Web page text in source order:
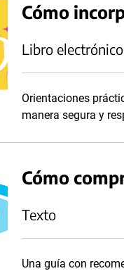
Cómo
Libro electrónico
Orientaciones
manera segura y
Cómo
Texto
Una guía con